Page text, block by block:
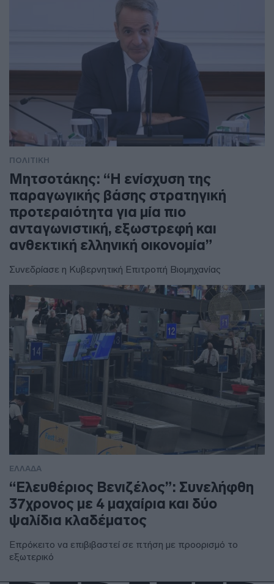
ΠΟΛΙΤΙΚΗ
Μητσοτάκης: “Η ενίσχυση της
παραγωγικής βάσης στρατηγική
προτεραιότητα για μία πιο
ανταγωνιστική, εξωστρεφή και
ανθεκτική ελληνική οικονομία”
Συνεδρίασε η Κυβερνητική Επιτροπή Βιομηχανίας
ΕΛΛΑΔΑ
“Ελευθέριος Βενιζέλος”: Συνελήφθη
37χρονος με 4 μαχαίρια και δύο
ψαλίδια κλαδέματος
Επρόκειτο να επιβιβαστεί σε πτήση με προορισμό το
εξωτερικό